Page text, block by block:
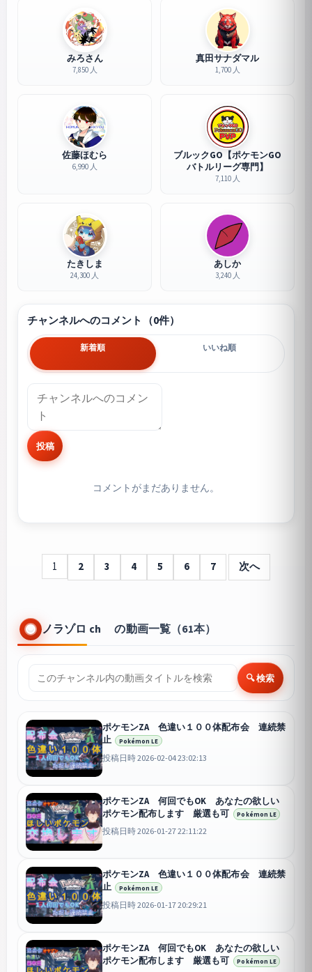
みろさん
7,850 人
真田サナダマル
1,700 人
佐藤ほむら
6,990 人
ブルックGO【ポケモンGO
バトルリーグ専門】
7,110 人
たきしま
24,300 人
あしか
3,240 人
チャンネルへのコメント（0件）
新着順 いいね順
投稿
コメントがまだありません。
1 2 3 4 5 6 7 次へ
ノラゾロ ch の動画一覧（61本）
🔍 検索
ポケモンZA 色違い１００体配布会 連続禁
止
Pokémon LE
投稿日時 2026-02-04 23:02:13
ポケモンZA 何回でもOK あなたの欲しい
ポケモン配布します 厳選も可
Pokémon LE
投稿日時 2026-01-27 22:11:22
ポケモンZA 色違い１００体配布会 連続禁
止
Pokémon LE
投稿日時 2026-01-17 20:29:21
ポケモンZA 何回でもOK あなたの欲しい
ポケモン配布します 厳選も可
Pokémon LE